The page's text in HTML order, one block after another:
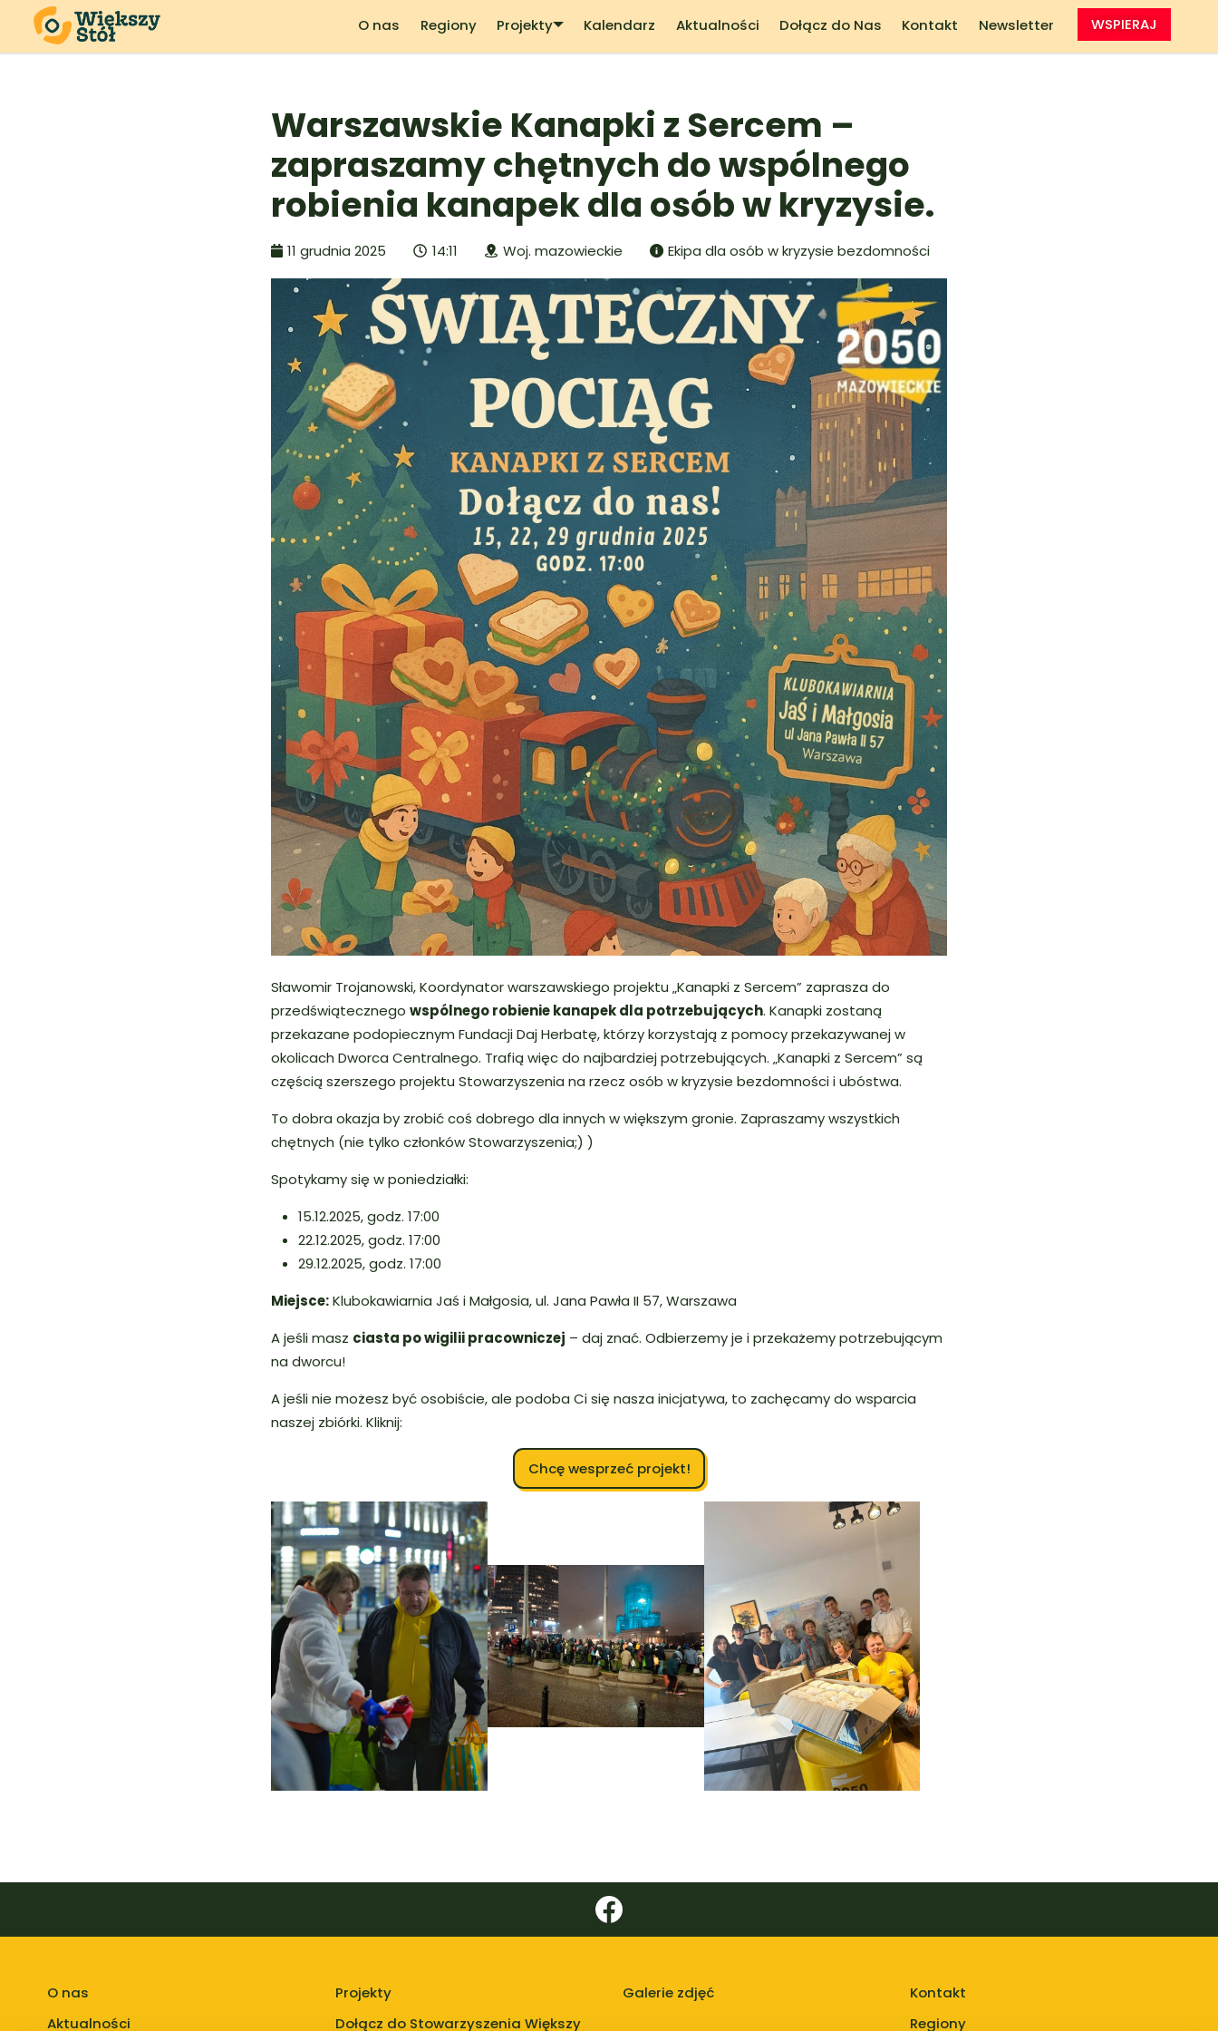
O nas Regiony Projekty Kalendarz Aktualności Dołącz do Nas Kontakt Newsletter WSPIERAJ
Warszawskie Kanapki z Sercem –
zapraszamy chętnych do wspólnego
robienia kanapek dla osób w kryzysie.
11 grudnia 2025 14:11 Woj. mazowieckie Ekipa dla osób w kryzysie bezdomności
Sławomir Trojanowski, Koordynator warszawskiego projektu „Kanapki z Sercem” zaprasza do
przedświątecznego wspólnego robienie kanapek dla potrzebujących. Kanapki zostaną
przekazane podopiecznym Fundacji Daj Herbatę, którzy korzystają z pomocy przekazywanej w
okolicach Dworca Centralnego. Trafią więc do najbardziej potrzebujących. „Kanapki z Sercem” są
częścią szerszego projektu Stowarzyszenia na rzecz osób w kryzysie bezdomności i ubóstwa.
To dobra okazja by zrobić coś dobrego dla innych w większym gronie. Zapraszamy wszystkich
chętnych (nie tylko członków Stowarzyszenia;) )
Spotykamy się w poniedziałki:
15.12.2025, godz. 17:00
22.12.2025, godz. 17:00
29.12.2025, godz. 17:00
Miejsce:Klubokawiarnia Jaś i Małgosia, ul. Jana Pawła II 57, Warszawa
A jeśli masz ciasta po wigilii pracowniczej – daj znać. Odbierzemy je i przekażemy potrzebującym
na dworcu!
A jeśli nie możesz być osobiście, ale podoba Ci się nasza inicjatywa, to zachęcamy do wsparcia
naszej zbiórki. Kliknij:
Chcę wesprzeć projekt!
O nas
Aktualności
Projekty
Dołącz do Stowarzyszenia Większy
Galerie zdjęć
Kontakt
Regiony